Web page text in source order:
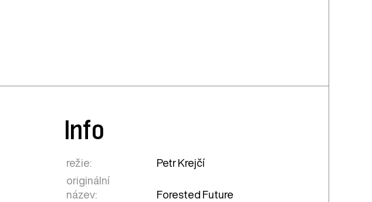
Info
režie:
Petr Krejčí
originální
název:
Forested Future